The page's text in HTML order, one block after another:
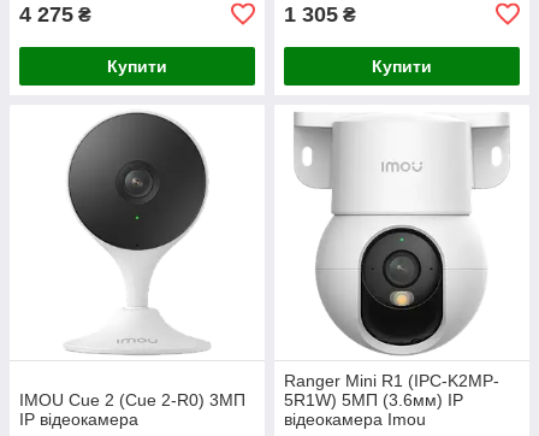
4 275 ₴
Купити
1 305 ₴
Купити
IMOU Cue 2 (Cue 2-R0) 3МП
IP відеокамера
Ranger Mini R1 (IPC-K2MP-
5R1W) 5МП (3.6мм) IP
відеокамера Imou